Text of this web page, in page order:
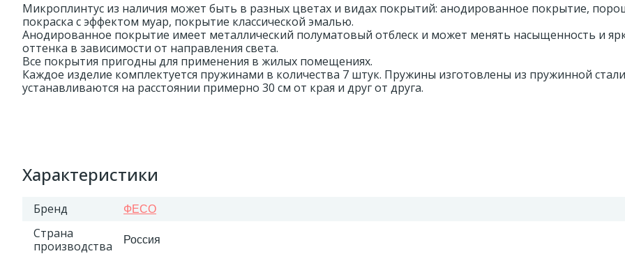
Микроплинтус из наличия может быть в разных цветах и видах покрытий: анодированное покрытие,
покраска с эффектом муар, покрытие классической эмалью.
Анодированное покрытие имеет металлический полуматовый отблеск и может менять насыщенность и
оттенка в зависимости от направления света.
Все покрытия пригодны для применения в жилых помещениях.
Каждое изделие комплектуется пружинами в количества 7 штук. Пружины изготовлены из пружинной
устанавливаются на расстоянии примерно 30 см от края и друг от друга.
Характеристики
Бренд ФЕСО
Страна
производства
Россия